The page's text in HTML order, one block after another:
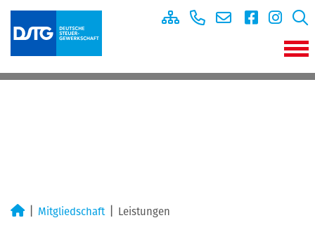
Mitgliedschaft Leistungen